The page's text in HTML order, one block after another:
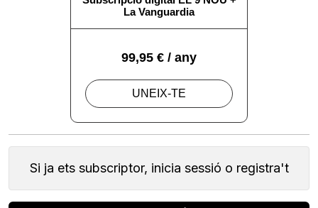
Si ja ets subscriptor, inicia sessió o registra't